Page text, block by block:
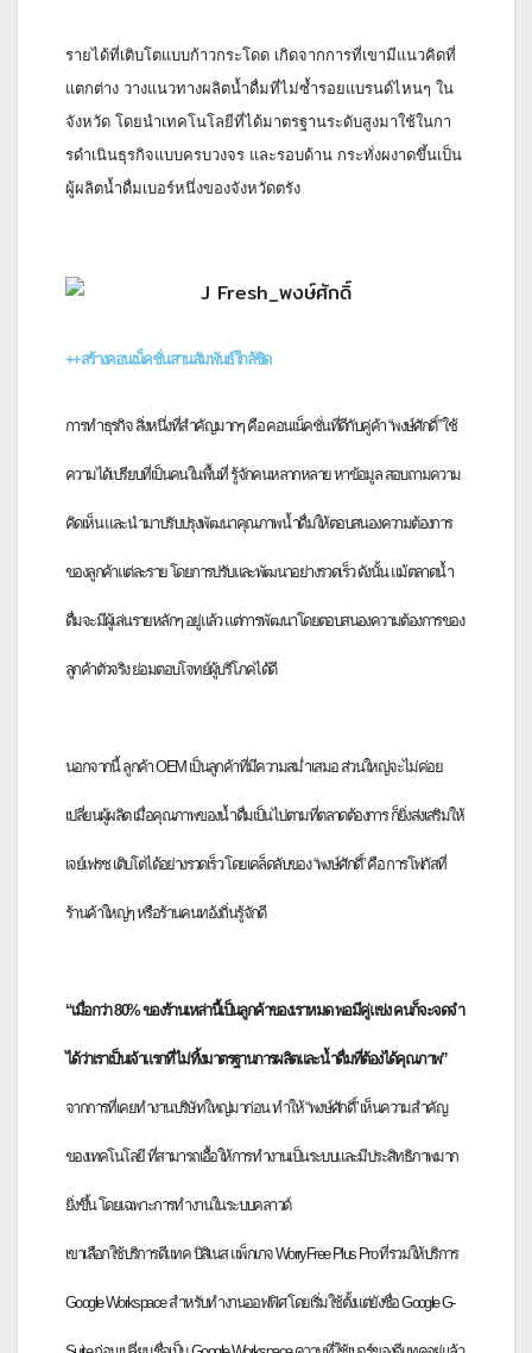
รายได้ที่เติบโตแบบก้าวกระโดด เกิดจากการที่เขามีแนวคิดที่
แตกต่าง วางแนวทางผลิตน้ำดื่มที่ไม่ซ้ำรอยแบรนด์ไหนๆ ใน
จังหวัด โดยนำเทคโนโลยีที่ได้มาตรฐานระดับสูงมาใช้ในกา
รดำเนินธุรกิจแบบครบวงจร และรอบด้าน กระทั่งผงาดขึ้นเป็น
ผู้ผลิตน้ำดื่มเบอร์หนึ่งของจังหวัดตรัง
++สร้างคอนเน็คชั่นสานสัมพันธ์ใกล้ชิด
การทำธุรกิจ สิ่งหนึ่งที่สำคัญมากๆ คือ คอนเน็คชั่นที่ดีกับคู่ค้า “พงษ์ศักดิ์” ใช้
ความได้เปรียบที่เป็นคนในพื้นที่ รู้จักคนหลากหลาย หาข้อมูล สอบถามความ
คิดเห็น และนำมาปรับปรุงพัฒนาคุณภาพน้ำดื่มให้ตอบสนองความต้องการ
ของลูกค้าแต่ละราย โดยการปรับและพัฒนาอย่างรวดเร็ว ดังนั้น แม้ตลาดน้ำ
ดื่มจะมีผู้เล่นรายหลักๆ อยู่แล้ว แต่การพัฒนาโดยตอบสนองความต้องการของ
ลูกค้าตัวจริง ย่อมตอบโจทย์ผู้บริโภคได้ดี
นอกจากนี้ ลูกค้า OEM เป็นลูกค้าที่มีความสม่ำเสมอ ส่วนใหญ่จะไม่ค่อย
เปลี่ยนผู้ผลิต เมื่อคุณภาพของน้ำดื่มเป็นไปตามที่ตลาดต้องการ ก็ยิ่งส่งเสริมให้
เจย์เฟรช เติบโตได้อย่างรวดเร็ว โดยเคล็ดลับของ “พงษ์ศักดิ์” คือ การโฟกัสที่
ร้านค้าใหญ่ๆ หรือร้านคนทอ้งถิ่นรู้จักดี
“เมื่อกว่า 80% ของร้านเหล่านี้เป็นลูกค้าของเราหมด พอมีคู่แข่ง คนก็จะจดจำ
ได้ว่าเราเป็นเจ้าแรกที่ไม่ทิ้งมาตรฐานการผลิตและน้ำดื่มที่ต้องได้คุณภาพ”
จากการที่เคยทำงานบริษัทใหญ่มาก่อน ทำให้ “พงษ์ศักดิ์” เห็นความสำคัญ
ของเทคโนโลยี ที่สามารถเอื้อให้การทำงานเป็นระบบและมีประสิทธิภาพมาก
ยิ่งขึ้น โดยเฉพาะการทำงานในระบบคลาวด์
เขาเลือกใช้บริการดีแทค บิสิเนส แพ็กเกจ WorryFree Plus Pro ที่รวมให้บริการ
Google Workspace สำหรับทำงานออฟฟิศ โดยเริ่มใช้ตั้งแต่ยังชื่อ Google G-